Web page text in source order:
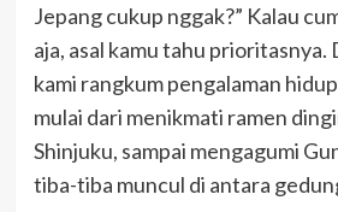
Jepang cukup nggak?” Kalau
aja, asal kamu tahu prioritasnya.
kami rangkum pengalaman
mulai dari menikmati ramen
Shinjuku, sampai mengagumi
tiba-tiba muncul di antara